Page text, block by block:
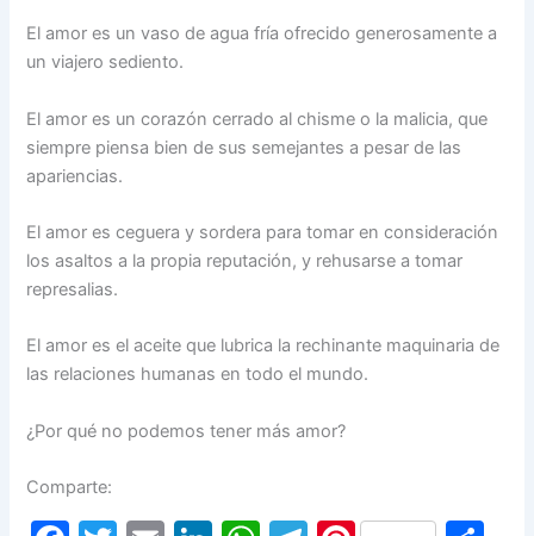
El amor es un vaso de agua fría ofrecido generosamente a
un viajero sediento.
El amor es un corazón cerrado al chisme o la malicia, que
siempre piensa bien de sus semejantes a pesar de las
apariencias.
El amor es ceguera y sordera para tomar en consideración
los asaltos a la propia reputación, y rehusarse a tomar
represalias.
El amor es el aceite que lubrica la rechinante maquinaria de
las relaciones humanas en todo el mundo.
¿Por qué no podemos tener más amor?
Comparte: